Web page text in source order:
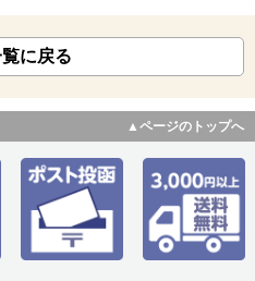
に戻る
▲ページのトップへ